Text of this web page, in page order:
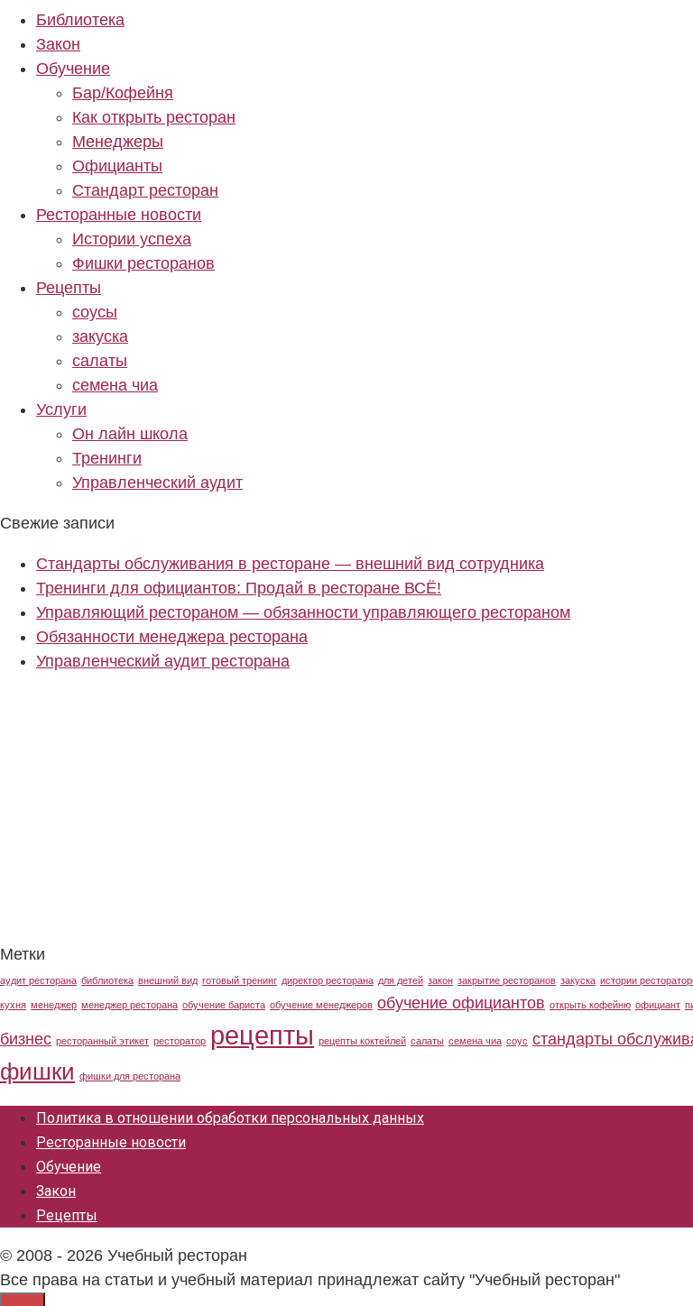
Библиотека
Закон
Обучение
Бар/Кофейня
Как открыть ресторан
Менеджеры
Официанты
Стандарт ресторан
Ресторанные новости
Истории успеха
Фишки ресторанов
Рецепты
cоусы
закуска
салаты
семена чиа
Услуги
Он лайн школа
Тренинги
Управленческий аудит
Свежие записи
Стандарты обслуживания в ресторане — внешний вид сотрудника
Тренинги для официантов: Продай в ресторане ВСЁ!
Управляющий рестораном — обязанности управляющего рестораном
Обязанности менеджера ресторана
Управленческий аудит ресторана
Метки
аудит ресторана библиотека внешний вид готовый тренинг директор ресторана для детей закон закрытие ресторанов закуска истории
кухня менеджер менеджер ресторана обучение бариста обучение менеджеров обучение официантов открыть кофейню официант
бизнес ресторанный этикет ресторатор рецепты рецепты коктейлей салаты семена чиа соус стандарты
фишки фишки для ресторана
Политика в отношении обработки персональных данных
Ресторанные новости
Обучение
Закон
Рецепты
© 2008 - 2026 Учебный ресторан
Все права на статьи и учебный материал принадлежат сайту "Учебный ресторан"